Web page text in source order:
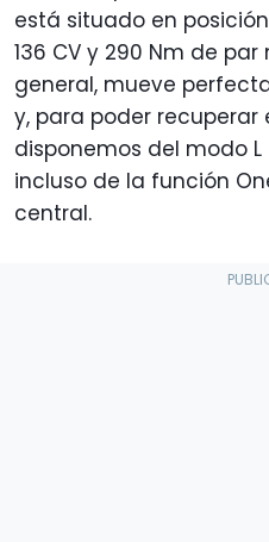
está situado en
136 CV y 290 Nm de
general, mueve
y, para poder
disponemos del modo
incluso de la función
central.